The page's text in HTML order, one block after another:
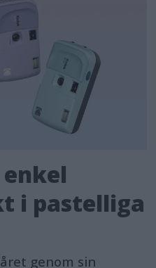
enkel
i pastelliga
genom sin